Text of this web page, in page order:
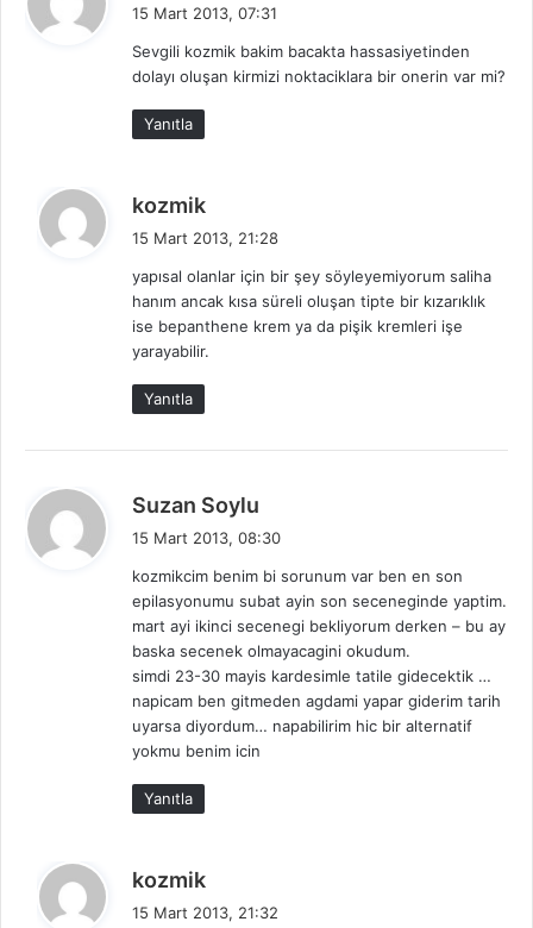
i
k
i
:
15 Mart 2013, 07:31
Sevgili kozmik bakim bacakta hassasiyetinden
dolayı oluşan kirmizi noktaciklara bir onerin var mi?
Yanıtla
kozmik
i
k
i
15 Mart 2013, 21:28
yapısal olanlar için bir şey söyleyemiyorum saliha
hanım ancak kısa süreli oluşan tipte bir kızarıklık
ise bepanthene krem ya da pişik kremleri işe
yarayabilir.
Yanıtla
Suzan Soylu
k
i
15 Mart 2013, 08:30
kozmikcim benim bi sorunum var ben en son
epilasyonumu subat ayin son seceneginde yaptim.
mart ayi ikinci secenegi bekliyorum derken – bu ay
baska secenek olmayacagini okudum.
simdi 23-30 mayis kardesimle tatile gidecektik …
napicam ben gitmeden agdami yapar giderim tarih
uyarsa diyordum… napabilirim hic bir alternatif
yokmu benim icin
Yanıtla
kozmik
15 Mart 2013, 21:32